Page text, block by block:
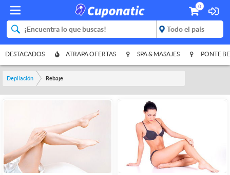
0
DESTACADOS ATRAPA OFERTAS SPA & MASAJES PONTE
Depilación Rebaje